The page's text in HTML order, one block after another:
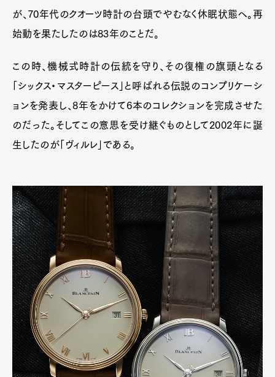
GourmetCars
Official Columnist
About
Contact
Pen Meet
Pen international Pen tw
が、70年代のクオーツ時計の台頭でやむなく休眠状態へ。再
始動を果たしたのは83年のことだ。
この時、機械式時計の伝統を守り、その復権の旗頭となる
「シックス・マスターピース」と呼ばれる伝説のコンプリケーシ
ョンを発表し、8年をかけて6本のコレクションを完成させた
のだった。そしてこの意思を受け継ぐものとして2002年に誕
生したのが「ヴィルレ」である。